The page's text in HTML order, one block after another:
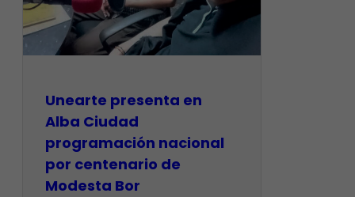
​Unearte presenta en
Alba Ciudad
programación nacional
por centenario de
Modesta Bor